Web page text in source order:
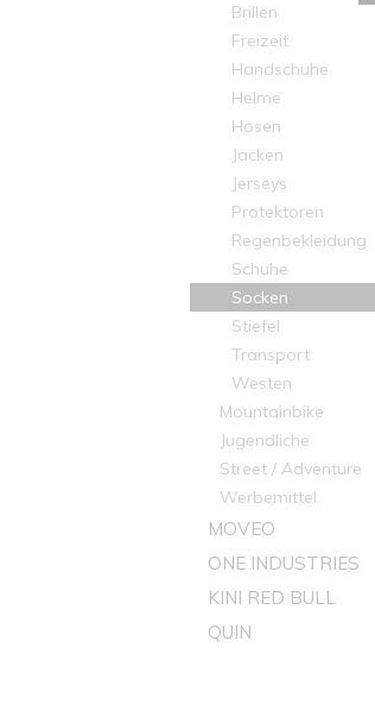
Brillen
Freizeit
Handschuhe
Helme
Hosen
Jacken
Jerseys
Protektoren
Regenbekleidung
Schuhe
Socken
Stiefel
Transport
Westen
Mountainbike
Jugendliche
Street / Adventure
Werbemittel
MOVEO
ONE INDUSTRIES
KINI RED BULL
QUIN